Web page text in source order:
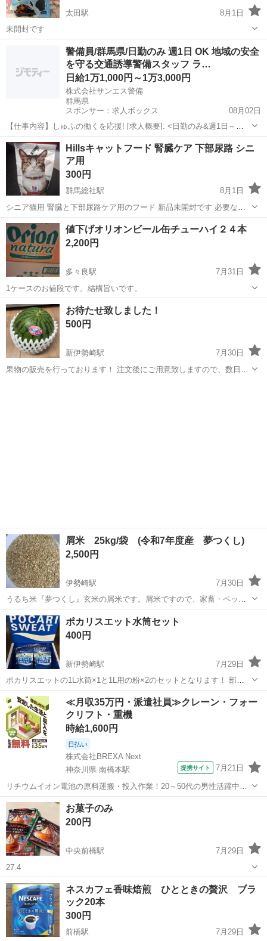
太田駅
8月1日
未開封です
太田市 太田駅 食品
警備員/群馬県/日勤のみ 週1日 OK 地域の安全
を守る交通誘導警備スタッフ ラ…
日給1万1,000円～1万3,000円
株式会社サンエス警備
群馬県
スポンサー：求人ボックス
08月02日
【仕事内容】しゅふの働くを応援! [求人概要]: <日勤のみ&週1日～
OK>地域の安全を守る交通誘導警備スタッフ ライフスタイルに合わせ
て勤務 稼働分の日払い・週払いOK 手厚い研修あり [職種名]: 交通誘導
警備員 [勤務地・最...
アルバイト・パート
Hillsキャットフード 腎臓ケア 下部尿路 シニ
ア用
300円
群馬総社駅
8月1日
シニア猫用 腎臓と下部尿路ケア用のフード 新品未開封です 必要な方
に ▪️Hillsブランド ▪️1.4キロ ▪️腎臓、下部尿路対応 ▪️賞味期限26.8 中旬ま
でに問い合わせない場合は地域...
群馬 渋川市 群馬総社駅 食品 キャットフード
値下げオリオンビール缶チューハイ２４本
2,200円
多々良駅
7月31日
1ケースのお値段です。結構旨いです。
群馬 邑楽郡 多々良駅 食品
お待たせ致しました！
500円
新伊勢崎駅
7月30日
果物の販売を行っております！ 注文後にご用意致しますので、数日お
屑米 25kg/袋 (令和7年度産 夢つくし)
2,500円
伊勢崎駅
7月30日
うるち米『夢つくし』玄米の屑米です。屑米ですので、家畜・ペット
用としてお使い下さい。 最初の選別機にて選別した際の屑米を更に目
の細かい選別機にて選別した時に出た屑米です。 斑点米、シラタ米、
胴割米、青米、茶米等が多く...
群馬 伊勢崎市 伊勢崎駅 食品
ポカリスエット水筒セット
400円
新伊勢崎駅
7月29日
ポカリスエットの1L水筒×1と1L用の粉×2のセットとなります！ 部活
をやっているお子さまなどにいかがでしょうか😊 気になる方はお気軽
にご連絡ください🎶
群馬 伊勢崎市 新伊勢崎駅 食品
≪月収35万円・派遣社員≫クレーン・フォー
クリフト・重機
時給1,600円
日払い
株式会社BREXA Next
神奈川県 南橋本駅
提携サイト 7月21日
リチウムイオン電池の原料運搬・投入作業！20～50代の男性活躍中★
ワンルーム寮完備！赴任旅費会社負担！年間休日130日★フォークリフ
ト免許お持ちの方、活躍中！就業先食堂利用可★《神奈川県相模原
市》 人気の工場のお仕事 ◇電...
神奈川 相模原市 南橋本駅
お菓子のみ
200円
中央前橋駅
7月29日
27.4
群馬 前橋市 中央前橋駅 食品
ネスカフェ香味焙煎 ひとときの贅沢 ブラ
ック20本
300円
前橋駅
7月29日